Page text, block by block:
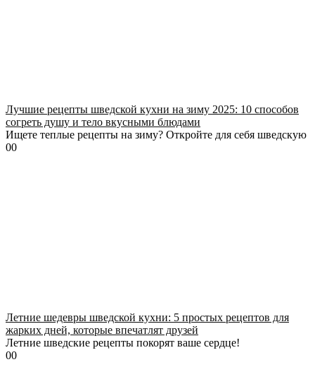
Лучшие рецепты шведской кухни на зиму 2025: 10 способов
согреть душу и тело вкусными блюдами
Ищете теплые рецепты на зиму? Откройте для себя шведскую
00
Летние шедевры шведской кухни: 5 простых рецептов для
жарких дней, которые впечатлят друзей
Летние шведские рецепты покорят ваше сердце!
00